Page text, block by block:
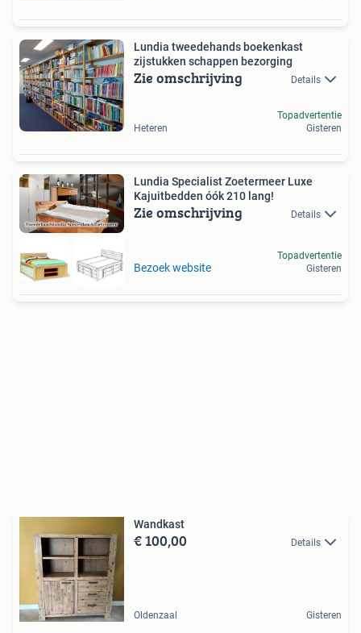
Lundia tweedehands boekenkast
zijstukken schappen bezorging
Zie omschrijving Details
Heteren
Topadvertentie
Gisteren
Lundia Specialist Zoetermeer Luxe
Kajuitbedden óók 210 lang!
Zie omschrijving Details
Bezoek website
Topadvertentie
Gisteren
Wandkast
€ 100,00 Details
Oldenzaal Gisteren